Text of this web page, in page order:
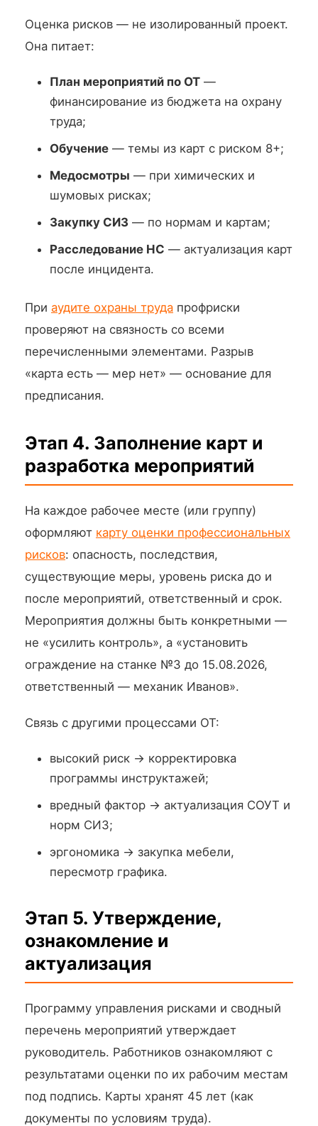
Оценка рисков — не изолированный проект.
Она питает:
План мероприятий по ОТ —
финансирование из бюджета на охрану
труда;
Обучение — темы из карт с риском 8+;
Медосмотры — при химических и
шумовых рисках;
Закупку СИЗ — по нормам и картам;
Расследование НС — актуализация карт
после инцидента.
При аудите охраны труда профриски
проверяют на связность со всеми
перечисленными элементами. Разрыв
«карта есть — мер нет» — основание для
предписания.
Этап 4. Заполнение карт и
разработка мероприятий
На каждое рабочее месте (или группу)
оформляют карту оценки профессиональных
рисков: опасность, последствия,
существующие меры, уровень риска до и
после мероприятий, ответственный и срок.
Мероприятия должны быть конкретными —
не «усилить контроль», а «установить
ограждение на станке №3 до 15.08.2026,
ответственный — механик Иванов».
Связь с другими процессами ОТ:
высокий риск → корректировка
программы инструктажей;
вредный фактор → актуализация СОУТ и
норм СИЗ;
эргономика → закупка мебели,
пересмотр графика.
Этап 5. Утверждение,
ознакомление и
актуализация
Программу управления рисками и сводный
перечень мероприятий утверждает
руководитель. Работников ознакомляют с
результатами оценки по их рабочим местам
под подпись. Карты хранят 45 лет (как
документы по условиям труда).